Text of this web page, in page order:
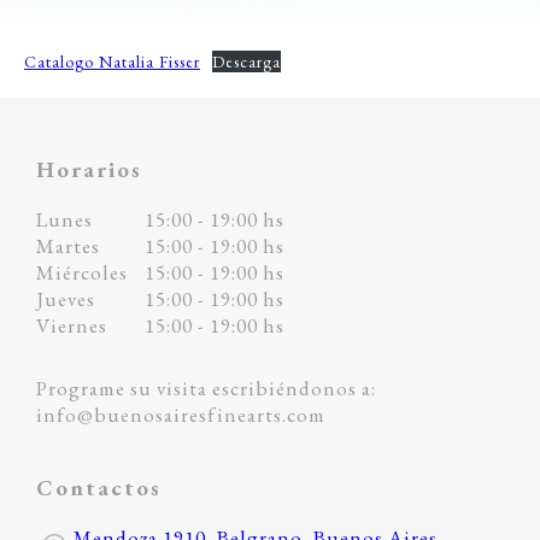
Catalogo Natalia Fisser Descarga
Horarios
Lunes
15:00 - 19:00 hs
Martes
15:00 - 19:00 hs
Miércoles
15:00 - 19:00 hs
Jueves
15:00 - 19:00 hs
Viernes
15:00 - 19:00 hs
Programe su visita escribiéndonos a:
info@buenosairesfinearts.com
Contactos